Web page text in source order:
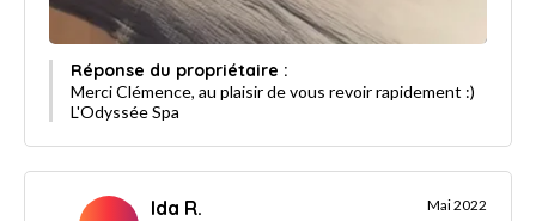
Réponse du propriétaire :
Merci Clémence, au plaisir de vous revoir rapidement :)
L'Odyssée Spa
Ida R. Mai 2022